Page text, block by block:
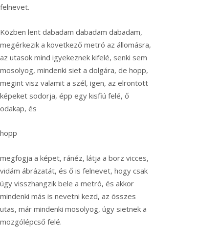
felnevet.
Közben lent dabadam dabadam dabadam,
megérkezik a következő metró az állomásra,
az utasok mind igyekeznek kifelé, senki sem
mosolyog, mindenki siet a dolgára, de hopp,
megint visz valamit a szél, igen, az elrontott
képeket sodorja, épp egy kisfiú felé, ő
odakap, és
hopp
megfogja a képet, ránéz, látja a borz vicces,
vidám ábrázatát, és ő is felnevet, hogy csak
úgy visszhangzik bele a metró, és akkor
mindenki más is nevetni kezd, az összes
utas, már mindenki mosolyog, úgy sietnek a
mozgólépcső felé.